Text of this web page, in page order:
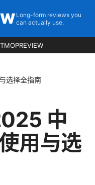
Long-form reviews you
can actually use.
选择全指南
中
用与选